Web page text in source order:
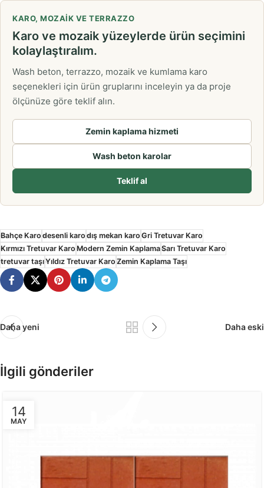
KARO, MOZAIK VE TERRAZZO
Karo ve mozaik yüzeylerde ürün seçimini
kolaylaştıralım.
Wash beton, terrazzo, mozaik ve kumlama karo
seçenekleri için ürün gruplarını inceleyin ya da proje
ölçünüze göre teklif alın.
Zemin kaplama hizmeti
Wash beton karolar
Teklif al
Bahçe Karo desenli karo dış mekan karo Gri Tretuvar Karo
Kırmızı Tretuvar Karo Modern Zemin KaplamaSarı Tretuvar Karo
tretuvar taşıYıldız Tretuvar Karo Zemin Kaplama Taşı
Daha yeni Daha eski
İlgili gönderiler
14
MAY